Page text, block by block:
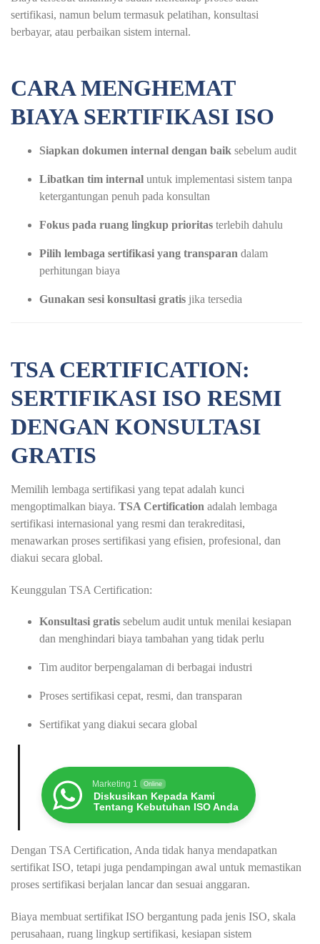
sertifikasi, namun belum termasuk pelatihan, konsultasi
berbayar, atau perbaikan sistem internal.
CARA MENGHEMAT
BIAYA SERTIFIKASI ISO
Siapkan dokumen internal dengan baik sebelum audit
Libatkan tim internal untuk implementasi sistem tanpa
ketergantungan penuh pada konsultan
Fokus pada ruang lingkup prioritas terlebih dahulu
Pilih lembaga sertifikasi yang transparan dalam
perhitungan biaya
Gunakan sesi konsultasi gratis jika tersedia
TSA CERTIFICATION:
SERTIFIKASI ISO RESMI
DENGAN KONSULTASI
GRATIS
Memilih lembaga sertifikasi yang tepat adalah kunci
mengoptimalkan biaya. TSA Certification adalah lembaga
sertifikasi internasional yang resmi dan terakreditasi,
menawarkan proses sertifikasi yang efisien, profesional, dan
diakui secara global.
Keunggulan TSA Certification:
Konsultasi gratis sebelum audit untuk menilai kesiapan
dan menghindari biaya tambahan yang tidak perlu
Tim auditor berpengalaman di berbagai industri
Proses sertifikasi cepat, resmi, dan transparan
Sertifikat yang diakui secara global
Marketing 1 Online
Diskusikan Kepada Kami
Tentang Kebutuhan ISO Anda
Dengan TSA Certification, Anda tidak hanya mendapatkan
sertifikat ISO, tetapi juga pendampingan awal untuk memastikan
proses sertifikasi berjalan lancar dan sesuai anggaran.
Biaya membuat sertifikat ISO bergantung pada jenis ISO, skala
perusahaan, ruang lingkup sertifikasi, kesiapan sistem